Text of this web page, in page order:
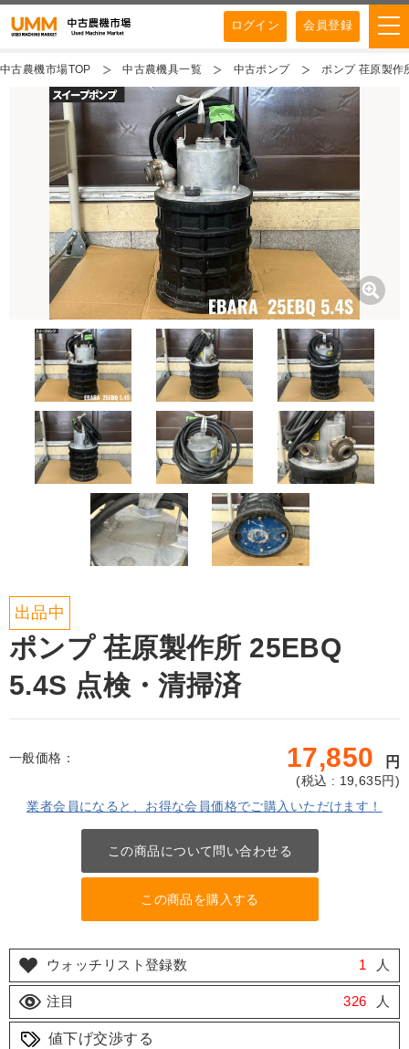
ログイン 会員登録
中古農機市場TOP 中古農機具一覧 中古ポンプ ポンプ 荏原製作
出品中
ポンプ 荏原製作所 25EBQ
5.4S 点検・清掃済
一般価格： 17,850 円
(税込 : 19,635円)
業者会員になると、お得な会員価格でご購入いただけます！
この商品について問い合わせる
この商品を購入する
ウォッチリスト登録数 1 人
注目 326 人
値下げ交渉する